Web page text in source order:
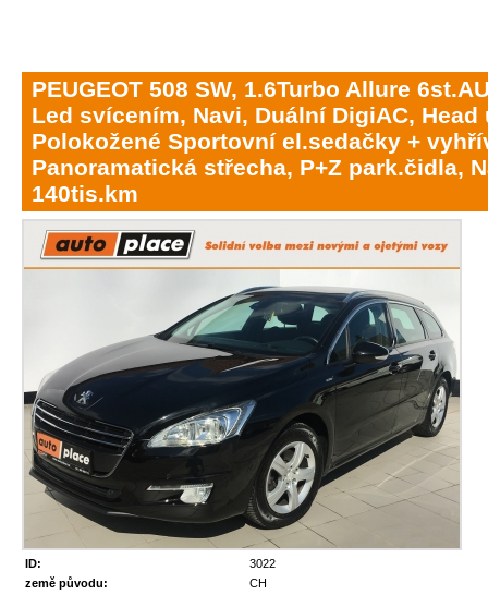
PEUGEOT 508 SW, 1.6Turbo Allure
Led svícením, Navi, Duální DigiAC, Head
Polokožené Sportovní el.sedačky +
Panoramatická střecha, P+Z park.čidla,
140tis.km
ID:
3022
země původu:
CH